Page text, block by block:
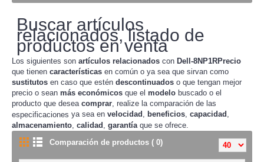
Buscar artículos
relacionados, listado de
productos en venta
Los siguientes son artículos relacionados con Dell-8NP1RPrecio
que tienen características en común o ya sea que sirvan como
sustitutos en caso que estén descontinuados o que tengan mejor
precio o sean más económicos que el modelo buscado o el
producto que desea comprar, realize la comparación de las
especificaciones ya sea en velocidad , beneficios, capacidad ,
almacenamiento calidad garantía que se ofrece.
Comparación de productos ( 0)